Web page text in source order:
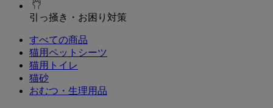
引っ掻き・お困り対策
すべての商品
猫用ペットシーツ
猫用トイレ
猫砂
おむつ・生理用品